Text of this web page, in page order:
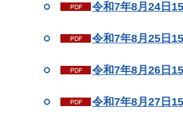
令和7年8月24日
令和7年8月25日
令和7年8月26日
令和7年8月27日